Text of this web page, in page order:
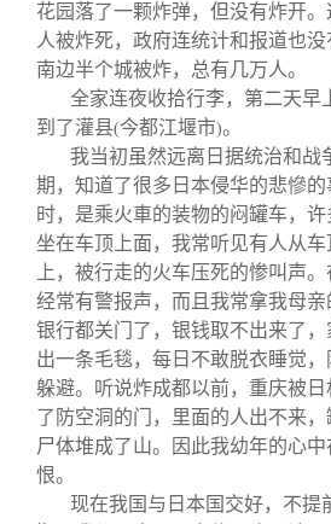
花园落了一颗炸弹，但没有炸开
人被炸死，政府连统计和报道也
南边半个城被炸，总有几万人。
全家连夜收拾行李，第二天早
到了灌县(今都江堰市)。
我当初虽然远离日据统治和战
期，知道了很多日本侵华的悲慘
时，是乘火車的装物的闷罐车，
坐在车顶上面，我常听见有人从
上，被行走的火车压死的惨叫声
经常有警报声，而且我常拿我母
银行都关门了，银钱取不出来了
出一条毛毯，每日不敢脱衣睡觉
躲避。听说炸成都以前，重庆被
了防空洞的门，里面的人出不来，
尸体堆成了山。因此我幼年的心
恨。
现在我国与日本国交好，不提